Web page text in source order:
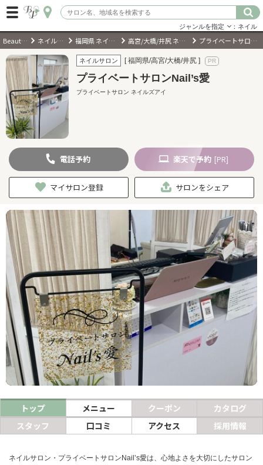
ログイン
会員登録（無料）
キーワード検索
ジャンルを選択
近くのサロンを探す
現在地から探す
ヘアサロン
ネイルサロン
まつげサロン
エステサロン
リラクゼーションサロン
美容クリニック
ヘアカタログ
ネイルカタログ
ジャンルを指定 ：ネイル
BeautyPark ネイルサロン 福岡県 ネイルサロン 高宮/大橋/井尻 ネイルサロン プライベートサロンNail’s愛
ネイルサロン [ 福岡県/高宮/大橋/井尻 ]
プライベートサロンNail’s愛
プライベートサロン ネイルズアイ
電話予約 楽天で予約 [PR]
マイサロン登録 サロンをシェア
トップ メニュー クーポン
カタログ
スタッフ
口コミ アクセス 採用情報
ネイルサロン・プライベートサロンNail’s愛は、心地よさを大切にしたサロン